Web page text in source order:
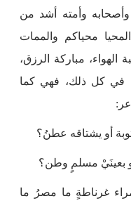
وأمته أشد من
محياكم والممات
الهواء، مباركة الرزق،
في كل ذلك، فهي كما
أو يشتاقه عطنُ؟
بعينَيْ مسلمٍ وطن؟
غرناطةٍ ما مصرُ ما